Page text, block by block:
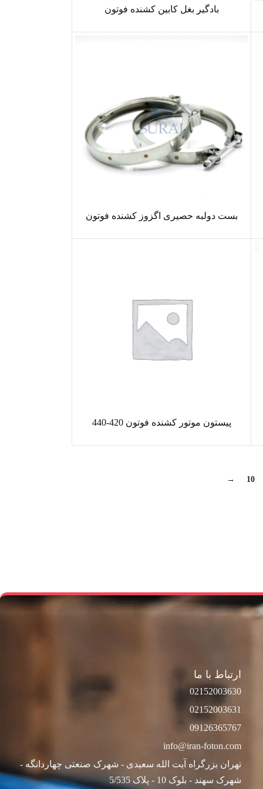
بادگیر بغل کابین کشنده فوتون
بست دولبه حصیری اگزوز کشنده فوتون
پیستون موتور کشنده فوتون 420-440
10
→
ارتباط با ما
02152003630
02152003631
09126365767
info@iran-foton.com
تهران بزرگراه آیت الله سعیدی - شهرک صنعتی چهاردانگه -
شهرک سهند - بلوک 10 - پلاک 5/535
02152003631
02152003630